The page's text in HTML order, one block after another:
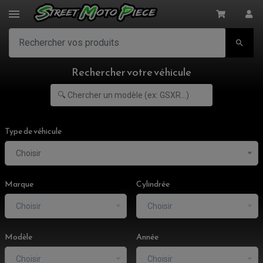

Rechercher votre véhicule
Type de véhicule
Choisir
Marque
Choisir
Cylindrée
Choisir
Modèle
Choisir
Année
Choisir